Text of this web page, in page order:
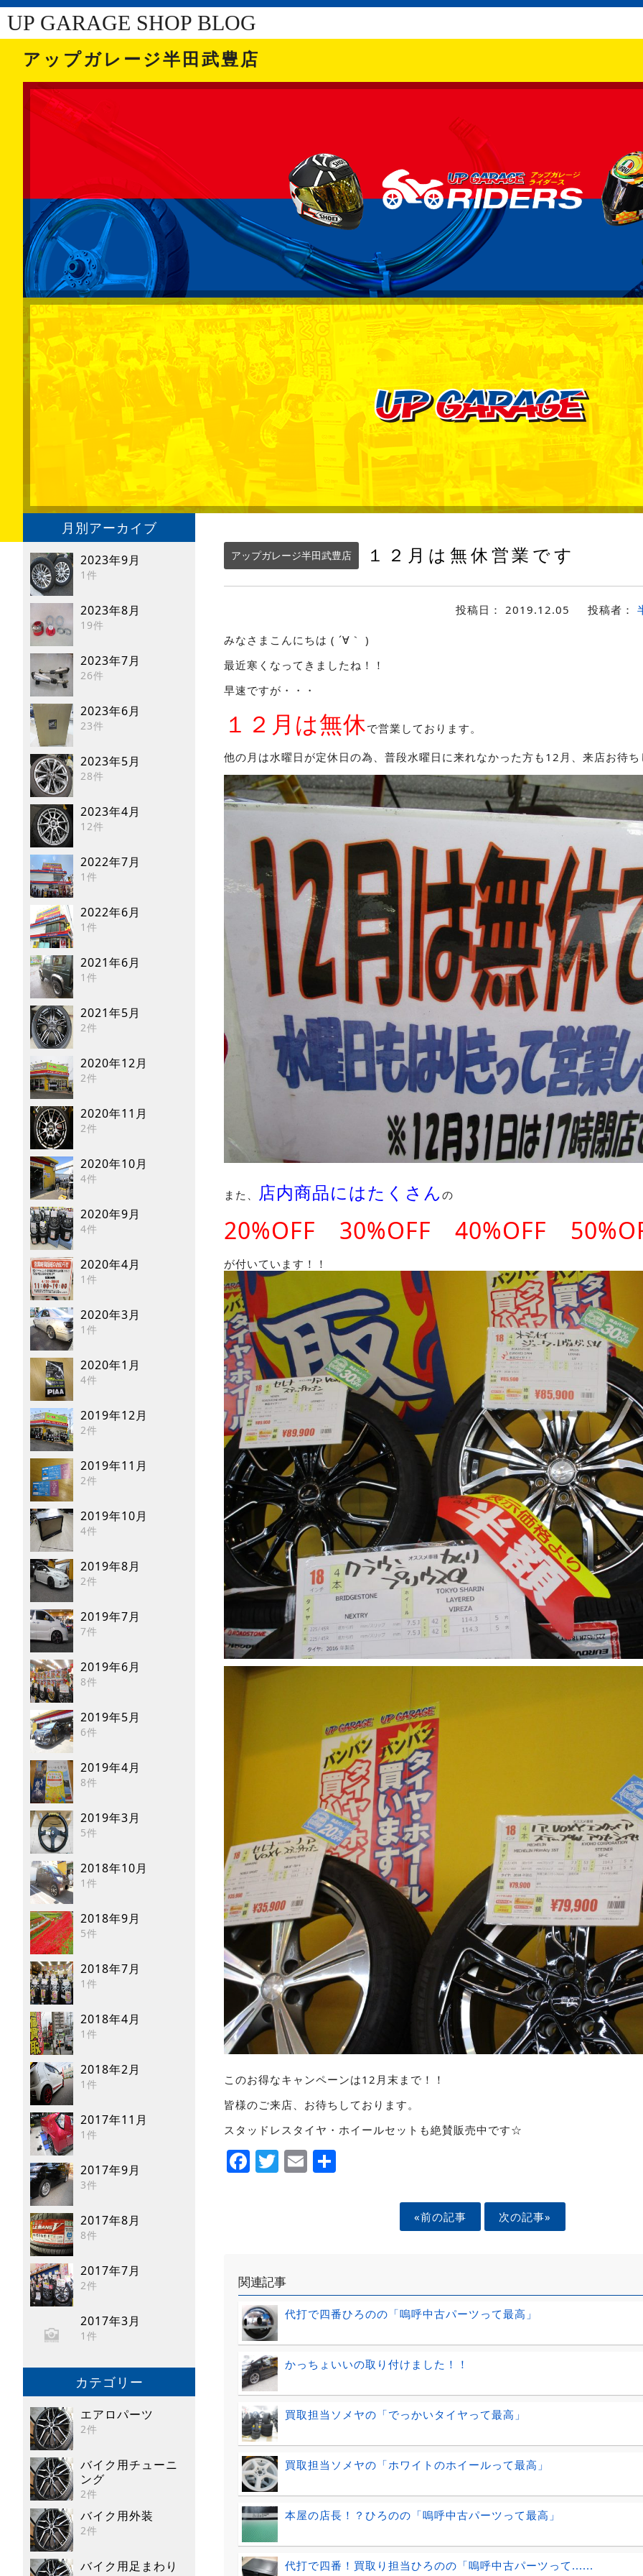
UP GARAGE SHOP BLOG
アップガレージ半田武豊店
月別アーカイブ
2023年9月
1件
2023年8月
19件
2023年7月
26件
2023年6月
23件
2023年5月
28件
2023年4月
12件
2022年7月
1件
2022年6月
1件
2021年6月
1件
2021年5月
2件
2020年12月
2件
2020年11月
2件
2020年10月
4件
2020年9月
4件
2020年4月
1件
2020年3月
1件
2020年1月
4件
2019年12月
2件
2019年11月
2件
2019年10月
4件
2019年8月
2件
2019年7月
7件
2019年6月
8件
2019年5月
6件
2019年4月
8件
2019年3月
5件
2018年10月
1件
2018年9月
5件
2018年7月
1件
2018年4月
1件
2018年2月
1件
2017年11月
1件
2017年9月
3件
2017年8月
8件
2017年7月
2件
2017年3月
1件
カテゴリー
エアロパーツ
2件
バイク用チューニ
ング
2件
バイク用外装
2件
バイク用足まわり
アップガレージ半田武豊店 １２月は無休営業です
投稿日： 2019.12.05 投稿者：
みなさまこんにちは ( ´∀｀ )
最近寒くなってきましたね！！
早速ですが・・・
１２月は無休で営業しております。
他の月は水曜日が定休日の為、普段水曜日に来れなかった方も12月、来店お待
また、 店内商品にはたくさん の
20%OFF 30%OFF 40%OFF
が付いています！！
このお得なキャンペーンは12月末まで！！
皆様のご来店、お待ちしております。
スタッドレスタイヤ・ホイールセットも絶賛販売中です☆
Facebook
Twitter
Email
«前の記事 次の記事»
関連記事
代打で四番ひろのの「嗚呼中古パーツって最高」
かっちょいいの取り付けました！！
買取担当ソメヤの「でっかいタイヤって最高」
買取担当ソメヤの「ホワイトのホイールって最高」
本屋の店長！？ひろのの「嗚呼中古パーツって最高」
代打で四番！買取り担当ひろのの「嗚呼中古パーツって......